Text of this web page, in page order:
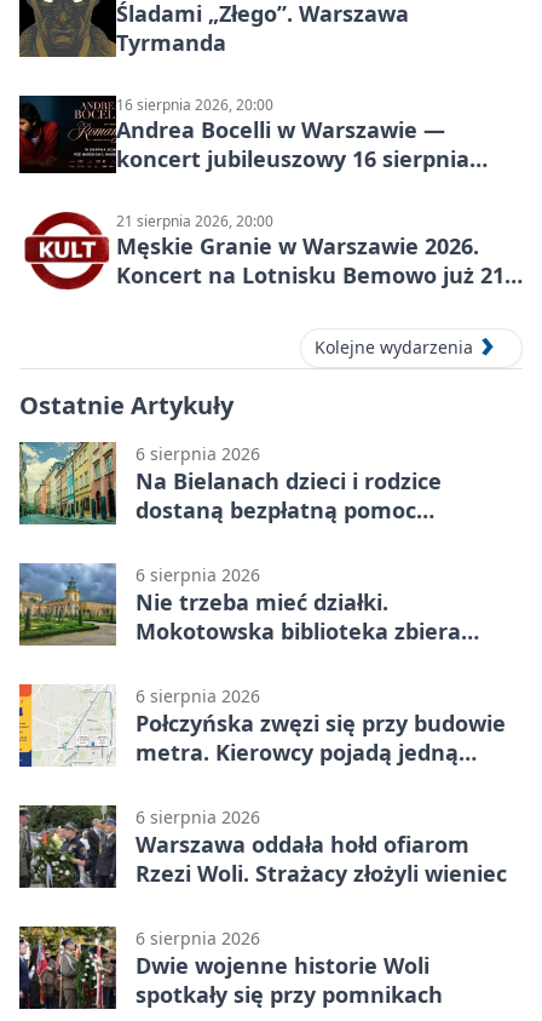
Śladami „Złego”. Warszawa
Tyrmanda
16 sierpnia 2026, 20:00
Andrea Bocelli w Warszawie —
koncert jubileuszowy 16 sierpnia
21 sierpnia 2026, 20:00
Męskie Granie w Warszawie 2026.
Koncert na Lotnisku Bemowo już 21
Kolejne wydarzenia
Ostatnie Artykuły
6 sierpnia 2026
Na Bielanach dzieci i rodzice
dostaną bezpłatną pomoc
6 sierpnia 2026
Nie trzeba mieć działki.
Mokotowska biblioteka zbiera
6 sierpnia 2026
Połczyńska zwęzi się przy budowie
metra. Kierowcy pojadą jedną
6 sierpnia 2026
Warszawa oddała hołd ofiarom
Rzezi Woli. Strażacy złożyli wieniec
6 sierpnia 2026
Dwie wojenne historie Woli
spotkały się przy pomnikach